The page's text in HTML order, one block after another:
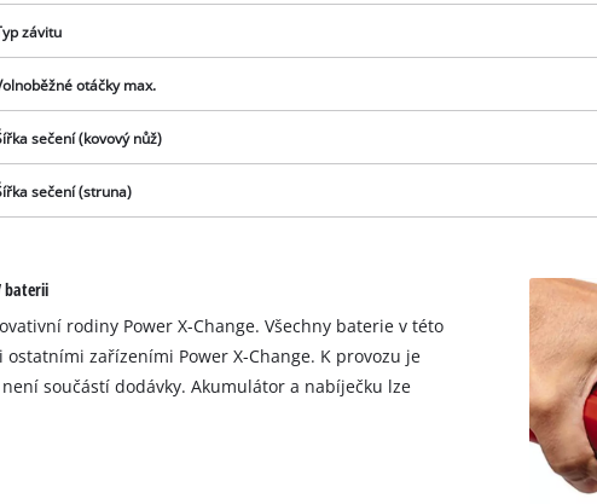
potřebujeme váš
to trackers that are not
visitor. The website owner
the site with their CMP to add
to the list of technologies
Usercentrics
Management Platform
závitu
otáčky max.
sečení (kovový nůž)
sečení (struna)
baterii
rodiny Power X-Change. Všechny baterie v této
zařízeními Power X-Change. K provozu je
součástí dodávky. Akumulátor a nabíječku lze